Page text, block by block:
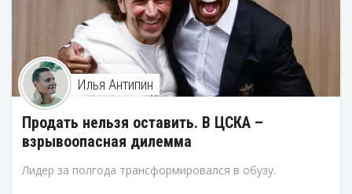
Илья Антипин
Продать нельзя оставить. В ЦСКА –
взрывоопасная дилемма
Лидер за полгода трансформировался в обузу.